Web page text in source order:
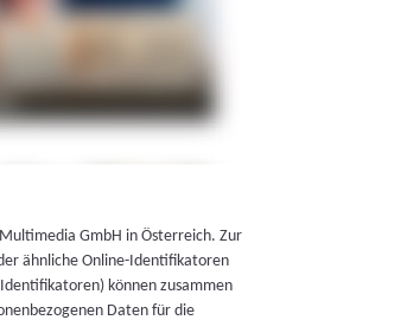
GmbH in Österreich. Zur
ähnliche Online-Identifikatoren
können zusammen
Daten für die